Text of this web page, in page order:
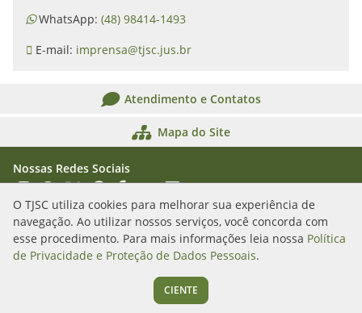
O TJSC utiliza cookies para melhorar sua experiência de
navegação. Ao utilizar nossos serviços, você concorda com
esse procedimento. Para mais informações leia nossa Política
de Privacidade e Proteção de Dados Pessoais.
CIENTE
WhatsApp: (48) 98414-1493
E-mail: imprensa@tjsc.jus.br
Atendimento e Contatos
Mapa do Site
Nossas Redes Sociais
Acessar Instagram
Acessar WhatsApp
Acessar XAcessar Threads
Acessar Facebook
Acessar YouTube
Acessar Flickr
Acessar SoundCloud
Rua Álvaro Millen da Silveira, n. 208
Florianópolis/SC - CEP: 88020-901
Segunda a sexta das 12h às 19h